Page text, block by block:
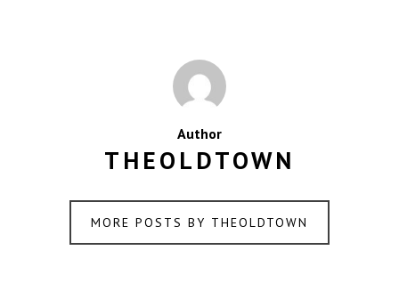
Author
THEOLDTOWN
MORE POSTS BY THEOLDTOWN